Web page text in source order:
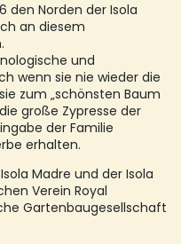
den Norden der Isola
an diesem
und
wenn sie nie wieder die
zum „schönsten Baum
große Zypresse der
der Familie
erhalten.
Madre und der Isola
Verein Royal
Gartenbaugesellschaft